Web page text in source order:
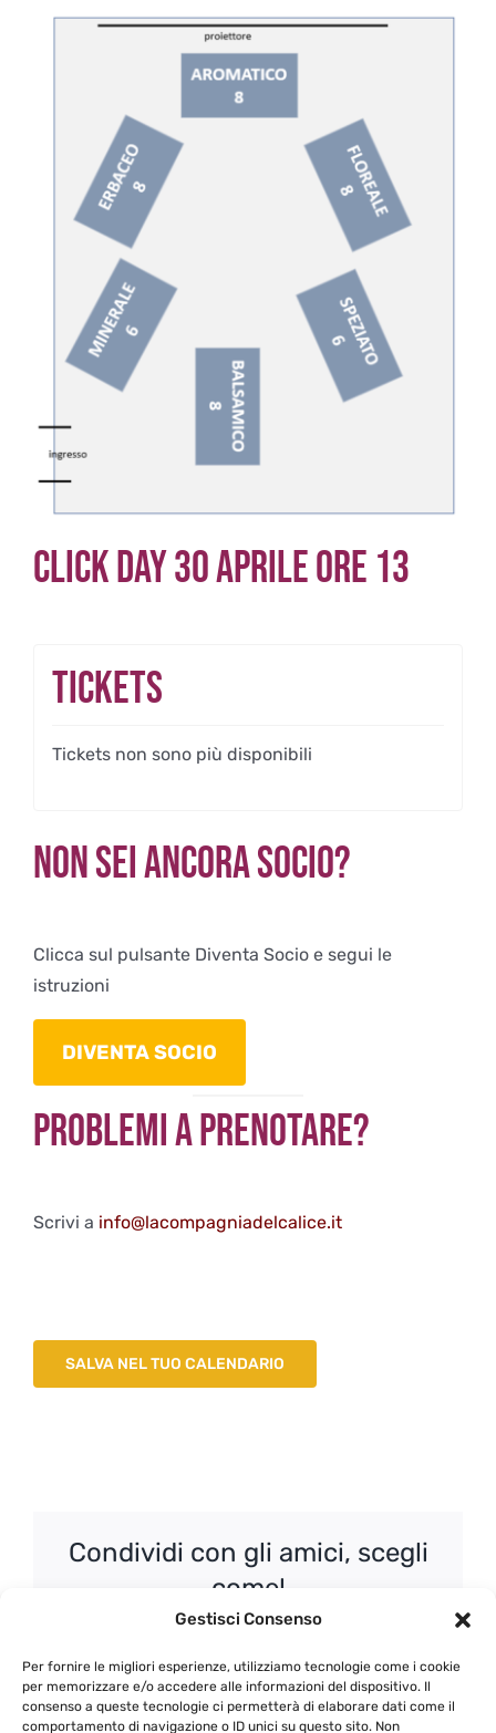
Gestisci Consenso
Per fornire le migliori esperienze, utilizziamo tecnologie come i cookie
per memorizzare e/o accedere alle informazioni del dispositivo. Il
consenso a queste tecnologie ci permetterà di elaborare dati come il
comportamento di navigazione o ID unici su questo sito. Non
Click day 30 Aprile ore 13
Tickets
Tickets non sono più disponibili
Non sei ancora Socio?
Clicca sul pulsante Diventa Socio e segui le
istruzioni
DIVENTA SOCIO
Problemi a Prenotare?
Scrivi a info@lacompagniadelcalice.it
SALVA NEL TUO CALENDARIO
Condividi con gli amici, scegli
come!